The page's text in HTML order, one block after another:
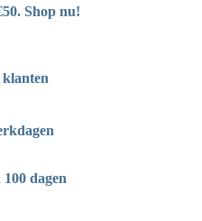
Shop nu!
dagen